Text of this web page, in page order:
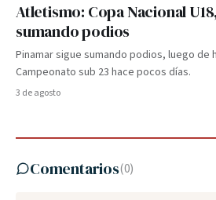
Atletismo: Copa Nacional
sumando podios
Pinamar sigue sumando podios, luego de
Campeonato sub 23 hace pocos días.
3 de agosto
Comentarios(0)